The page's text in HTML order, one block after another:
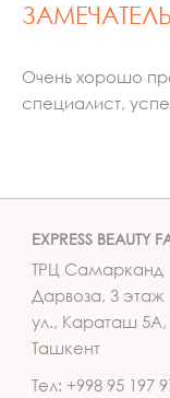
CONTENT
Очень хорошо
специалист,
EXPRESS BEAUTY
ТРЦ Самарканд
Дарвоза, 3 этаж
ул., Караташ 5А,
Ташкент
Тел: +998 95 197